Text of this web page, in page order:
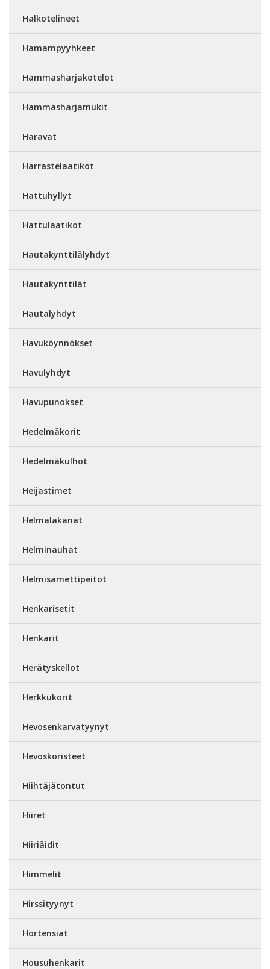
Halkotelineet
Hamampyyhkeet
Hammasharjakotelot
Hammasharjamukit
Haravat
Harrastelaatikot
Hattuhyllyt
Hattulaatikot
Hautakynttilälyhdyt
Hautakynttilät
Hautalyhdyt
Havuköynnökset
Havulyhdyt
Havupunokset
Hedelmäkorit
Hedelmäkulhot
Heijastimet
Helmalakanat
Helminauhat
Helmisamettipeitot
Henkarisetit
Henkarit
Herätyskellot
Herkkukorit
Hevosenkarvatyynyt
Hevoskoristeet
Hiihtäjätontut
Hiiret
Hiiriäidit
Himmelit
Hirssityynyt
Hortensiat
Housuhenkarit